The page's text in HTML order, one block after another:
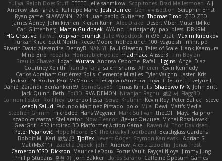
Yuliya Ralph Does Stuff EEEEE Jelle sahmkow Scopitones Brad Mellesmoen A J
Andrew Islas Ignacio Kalliope Marie Josh Dunfee Gen viviisection Seraphin Ernst
Ryan game SLAWWNN_ 2214 Juan pablo Gutierrez Thomas Elrod ZED ZED
James Abney John kivinen Kieran Kuhn Alec Drake Desert Viber MutantMike
Carl Glittenberg Martin Guldbaek AVAinc. Lariotjandy papi bless DRKRM
THG Creative lia wu joop van drunick Julie Woodcock nic96 Dzät Maxim Krioukov
Furkan Kirac Scott North Reese Moore nofreelunch 100 vagueish Infinitipo
Riverin David-Alexandre DennyB NAN YI Paul Gleason Tales of Scale Hank Kaamura
Mind Bird
robzilla HonorableHoplite madmacx AlisserB Tim Boylan
Braulio Chavez
Logan Wutata Andrew Osborne Rafal Higgins Angel Diaz
Courtney Xenith Francky Tang salem shams Alheren Kevin Kennedy
Carlos Abraham Gutiérrez Solis Clemente Miralles Tyler Vaughn Laster Kris
Jackson N. Rocha Paul McManus TheCaptainAmerica Bryant Bennett Evelyne I
Dániel Zarándi BenYanken69 SomeGuyBS Tomas Kiniulis ShadowolfVFX John Britti
Jack Quinn Beth Ebi3D RVA DEMON Niranjan Raghu 경문 서 Flagg3D
Lonnon Foster Rolf Frey Lorenzo Festa Sergei Krutihin Kevin Roy Peter Balicki steve
Joseph Salud
Facundo Martinez Pintado polo Mila Dewi
Matt's Media
Stephen Grimm
microdee Hans Wegener Mark Sullivan theLOF Maya Halphon
szabolcs csaszar Stellarator Now Eleanor Денис Оницев Michał Roszkowski
GearGrit - PS2 inspired 3D Platformer Action Game! Raven Ai Thor Davidsen
Peter Pejanović Hope Moore EK The Creaky Floorboard Beachglass Gardens
Bobbit M. Karl 敦智 紀 Tjoffex Levent Göçer Szymon Kaniewski Adrian S
Mat (M5X11) Izabella Dębek john Andrew Alexis Lazootin
Jonas Trost
Cameron 'CSD' Dickson Maurice LeDoux Focus Vault Fayçal Njoya Jimmy Jung
Phillip Studans 준현 이 Jorn Bakker Lloros Sarano Caffeine Oppsum Games